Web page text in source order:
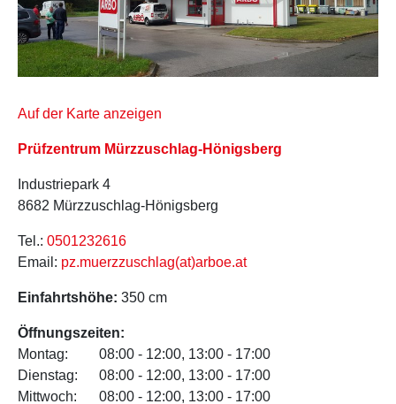
Auf der Karte anzeigen
Prüfzentrum Mürzzuschlag-Hönigsberg
Industriepark 4
8682 Mürzzuschlag-Hönigsberg
Tel.: 0501232616
Email: pz.muerzzuschlag(at)arboe.at
Einfahrtshöhe: 350 cm
Öffnungszeiten:
Montag:
08:00 - 12:00, 13:00 - 17:00
Dienstag:
08:00 - 12:00, 13:00 - 17:00
Mittwoch:
08:00 - 12:00, 13:00 - 17:00